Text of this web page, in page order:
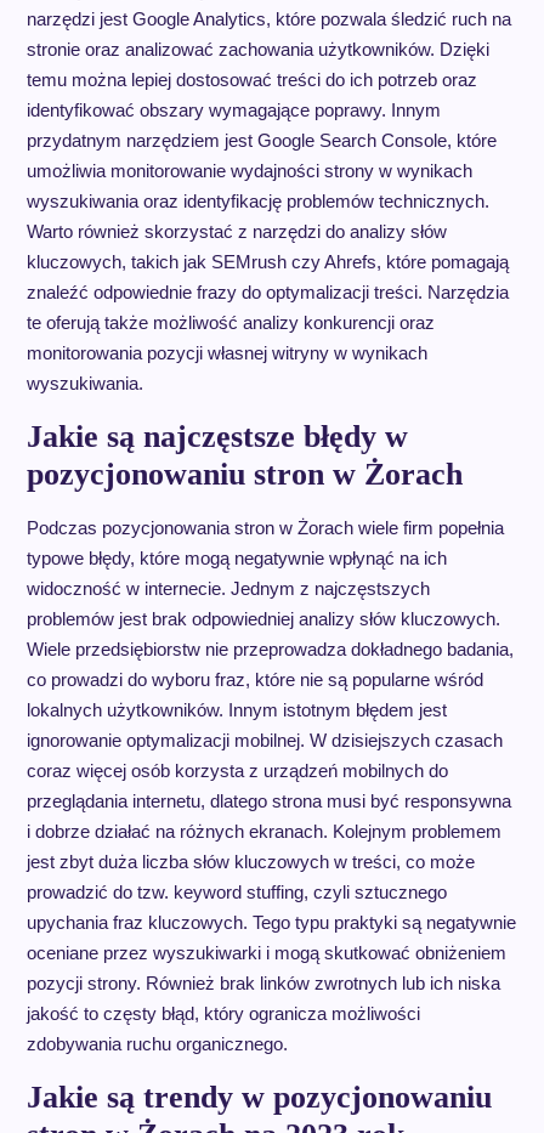
narzędzi jest Google Analytics, które pozwala śledzić ruch na
stronie oraz analizować zachowania użytkowników. Dzięki
temu można lepiej dostosować treści do ich potrzeb oraz
identyfikować obszary wymagające poprawy. Innym
przydatnym narzędziem jest Google Search Console, które
umożliwia monitorowanie wydajności strony w wynikach
wyszukiwania oraz identyfikację problemów technicznych.
Warto również skorzystać z narzędzi do analizy słów
kluczowych, takich jak SEMrush czy Ahrefs, które pomagają
znaleźć odpowiednie frazy do optymalizacji treści. Narzędzia
te oferują także możliwość analizy konkurencji oraz
monitorowania pozycji własnej witryny w wynikach
wyszukiwania.
Jakie są najczęstsze błędy w
pozycjonowaniu stron w Żorach
Podczas pozycjonowania stron w Żorach wiele firm popełnia
typowe błędy, które mogą negatywnie wpłynąć na ich
widoczność w internecie. Jednym z najczęstszych
problemów jest brak odpowiedniej analizy słów kluczowych.
Wiele przedsiębiorstw nie przeprowadza dokładnego badania,
co prowadzi do wyboru fraz, które nie są popularne wśród
lokalnych użytkowników. Innym istotnym błędem jest
ignorowanie optymalizacji mobilnej. W dzisiejszych czasach
coraz więcej osób korzysta z urządzeń mobilnych do
przeglądania internetu, dlatego strona musi być responsywna
i dobrze działać na różnych ekranach. Kolejnym problemem
jest zbyt duża liczba słów kluczowych w treści, co może
prowadzić do tzw. keyword stuffing, czyli sztucznego
upychania fraz kluczowych. Tego typu praktyki są negatywnie
oceniane przez wyszukiwarki i mogą skutkować obniżeniem
pozycji strony. Również brak linków zwrotnych lub ich niska
jakość to częsty błąd, który ogranicza możliwości
zdobywania ruchu organicznego.
Jakie są trendy w pozycjonowaniu